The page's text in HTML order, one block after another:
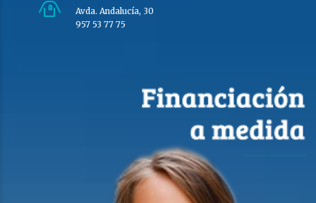
Avda. Andalucía, 30
957 53 77 75